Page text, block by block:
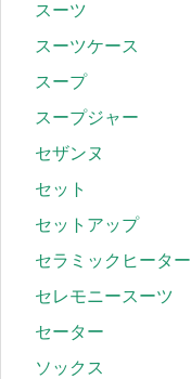
スーツ
スーツケース
スープ
スープジャー
セザンヌ
セット
セットアップ
セラミックヒーター
セレモニースーツ
セーター
ソックス